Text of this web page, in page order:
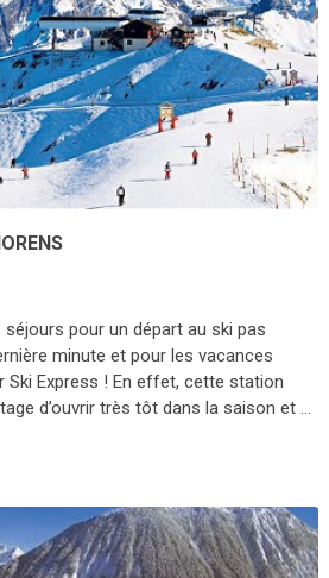
pour un départ au ski pas
minute et pour les vacances
Ski Express ! En effet, cette station
d’ouvrir très tôt dans la saison et …